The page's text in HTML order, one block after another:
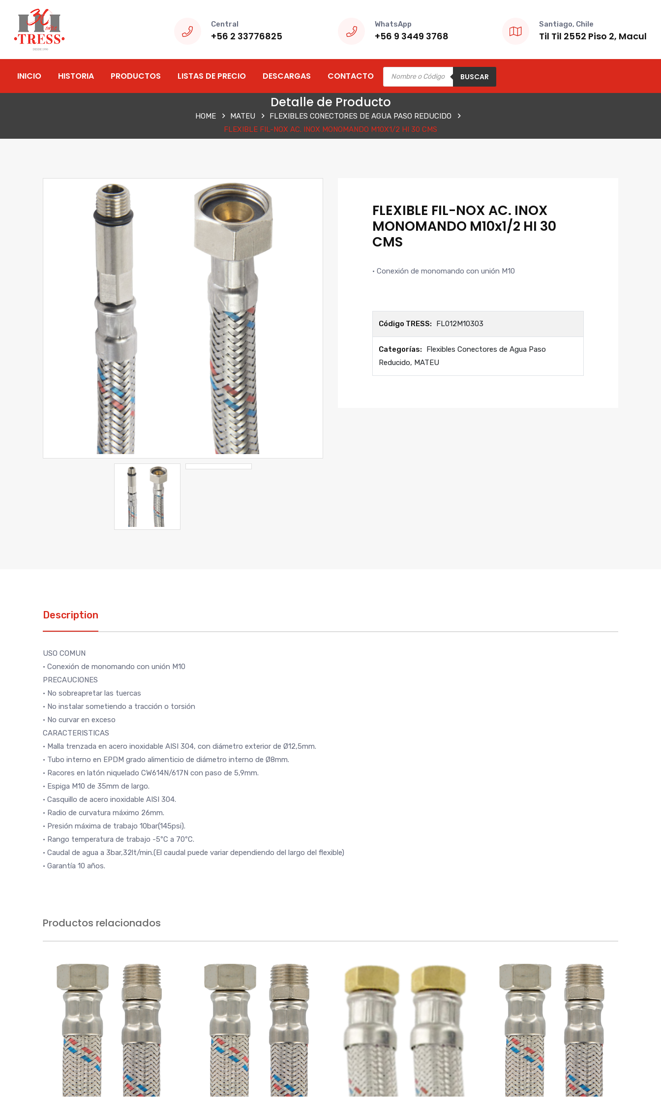
Central
+56 2 33776825
WhatsApp
+56 9 3449 3768
Santiago, Chile
Til Til 2552 Piso 2, Macul
INICIO HISTORIA PRODUCTOS LISTAS DE PRECIO DESCARGAS CONTACTO
Products
search
BUSCAR
Detalle de Producto
HOME MATEU
FLEXIBLES CONECTORES DE AGUA PASO REDUCIDO
FLEXIBLE FIL-NOX AC. INOX MONOMANDO M10X1/2 HI 30 CMS
FLEXIBLE FIL-NOX AC. INOX
MONOMANDO M10x1/2 HI 30
CMS
· Conexión de monomando con unión M10
Código TRESS: FL012M10303
Categorías:
Flexibles Conectores de Agua Paso
Reducido, MATEU
Description
USO COMUN
· Conexión de monomando con unión M10
PRECAUCIONES
· No sobreapretar las tuercas
· No instalar sometiendo a tracción o torsión
· No curvar en exceso
CARACTERISTICAS
· Malla trenzada en acero inoxidable AISI 304, con diámetro exterior de Ø12,5mm.
· Tubo interno en EPDM grado alimenticio de diámetro interno de Ø8mm.
· Racores en latón niquelado CW614N/617N con paso de 5,9mm.
· Espiga M10 de 35mm de largo.
· Casquillo de acero inoxidable AISI 304.
· Radio de curvatura máximo 26mm.
· Presión máxima de trabajo 10bar(145psi).
· Rango temperatura de trabajo -5ºC a 70ºC.
· Caudal de agua a 3bar,32lt/min.(El caudal puede variar dependiendo del largo del flexible)
· Garantía 10 años.
Productos relacionados